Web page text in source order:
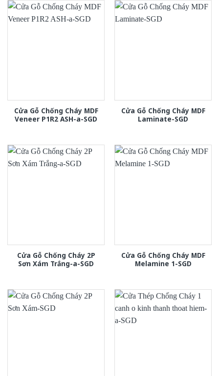
Cửa Gỗ Chống Cháy MDF
Veneer P1R2 ASH-a-SGD
Cửa Gỗ Chống Cháy MDF
Laminate-SGD
Cửa Gỗ Chống Cháy 2P
Sơn Xám Trắng-a-SGD
Cửa Gỗ Chống Cháy MDF
Melamine 1-SGD